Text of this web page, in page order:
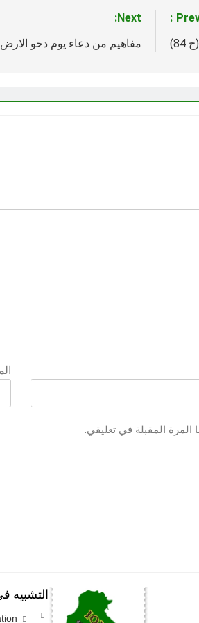
Next:
مفاهيم من دعاء يوم دحو الارض (ح 6)
المرة المقبلة في تعليقي.
التشبيه